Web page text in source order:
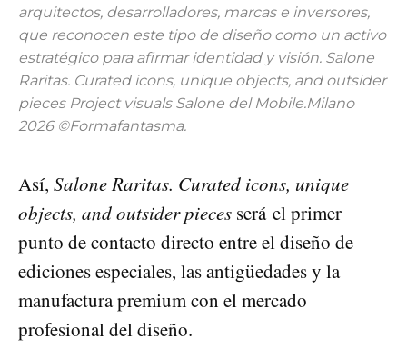
arquitectos, desarrolladores, marcas e inversores,
que reconocen este tipo de diseño como un activo
estratégico para afirmar identidad y visión. Salone
Raritas. Curated icons, unique objects, and outsider
pieces Project visuals Salone del Mobile.Milano
2026 ©Formafantasma.
Así, Salone Raritas. Curated icons, unique
objects, and outsider pieces será el primer
punto de contacto directo entre el diseño de
ediciones especiales, las antigüedades y la
manufactura premium con el mercado
profesional del diseño.